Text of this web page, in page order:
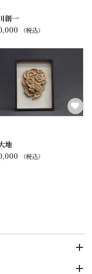
税込
創一
税込
地